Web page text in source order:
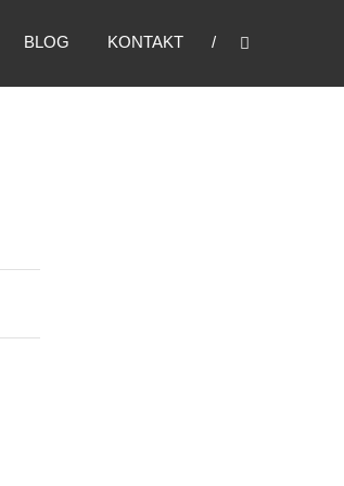
BLOG KONTAKT